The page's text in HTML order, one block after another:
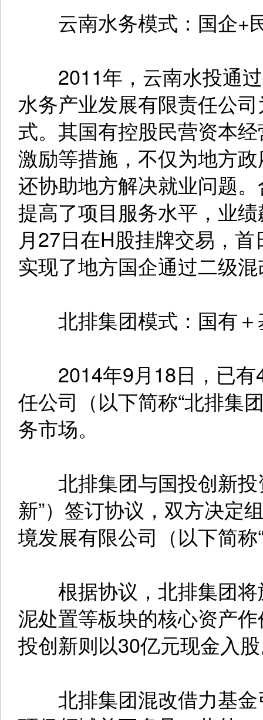
云南水务模式：国企+
2011年，云南水投通过
水务产业发展有限责任公
式。其国有控股民营资本
激励等措施，不仅为地方
还协助地方解决就业问题
提高了项目服务水平，业
月27日在H股挂牌交易，
实现了地方国企通过二级
北排集团模式：国有＋
2014年9月18日，已有
任公司（以下简称“北排集
务市场。
北排集团与国投创新投
新”）签订协议，双方决
境发展有限公司（以下简称
根据协议，北排集团将
泥处置等板块的核心资产
投创新则以30亿元现金入
北排集团混改借力基金